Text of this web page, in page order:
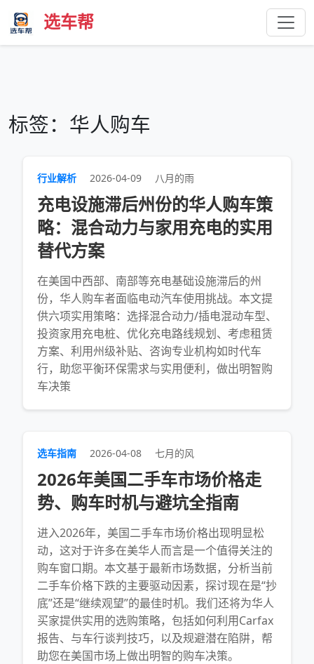
选车帮
标签：华人购车
行业解析 2026-04-09 八月的雨
充电设施滞后州份的华人购车策
略：混合动力与家用充电的实用
替代方案
在美国中西部、南部等充电基础设施滞后的州
份，华人购车者面临电动汽车使用挑战。本文提
供六项实用策略：选择混合动力/插电混动车型、
投资家用充电桩、优化充电路线规划、考虑租赁
方案、利用州级补贴、咨询专业机构如时代车
行，助您平衡环保需求与实用便利，做出明智购
车决策
选车指南 2026-04-08 七月的风
2026年美国二手车市场价格走
势、购车时机与避坑全指南
进入2026年，美国二手车市场价格出现明显松
动，这对于许多在美华人而言是一个值得关注的
购车窗口期。本文基于最新市场数据，分析当前
二手车价格下跌的主要驱动因素，探讨现在是“抄
底”还是“继续观望”的最佳时机。我们还将为华人
买家提供实用的选购策略，包括如何利用Carfax
报告、与车行谈判技巧，以及规避潜在陷阱，帮
助您在美国市场上做出明智的购车决策。